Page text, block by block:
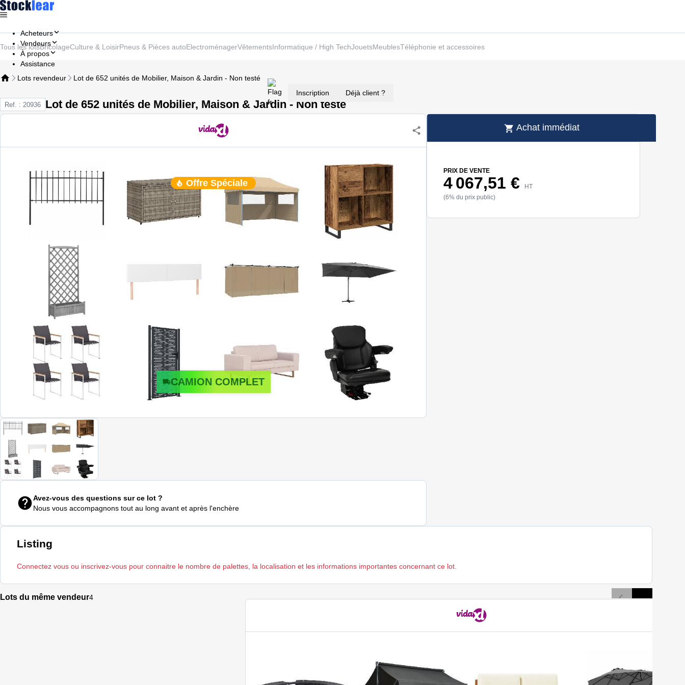
Acheteurs
Vendeurs
À propos
Assistance
Inscription Déjà client ?
Tous les lotsBricolageCulture & LoisirPneus & Pièces autoElectroménagerVêtementsInformatique / High TechJouetsMeublesTéléphonie et accessoires
Lots revendeur Lot de 652 unités de Mobilier, Maison & Jardin - Non testé
Ref. : 20936 Lot de 652 unités de Mobilier, Maison & Jardin - Non testé
Offre Spéciale
CAMION COMPLET
Avez-vous des questions sur ce lot ?
Nous vous accompagnons tout au long avant et après l'enchère
Achat immédiat
PRIX DE VENTE
4 067,51 €
HT
(6% du prix public)
Listing
Connectez vous ou inscrivez-vous pour connaitre le nombre de palettes, la localisation et les informations importantes concernant ce lot.
Lots du même vendeur4